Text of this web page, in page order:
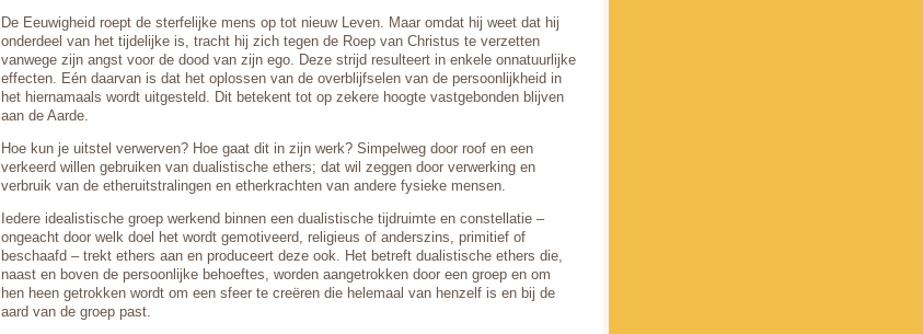
De Eeuwigheid roept de sterfelijke mens op tot nieuw Leven. Maar omdat hij weet dat hij
onderdeel van het tijdelijke is, tracht hij zich tegen de Roep van Christus te verzetten
vanwege zijn angst voor de dood van zijn ego. Deze strijd resulteert in enkele onnatuurlijke
effecten. Eén daarvan is dat het oplossen van de overblijfselen van de persoonlijkheid in
het hiernamaals wordt uitgesteld. Dit betekent tot op zekere hoogte vastgebonden blijven
aan de Aarde.
Hoe kun je uitstel verwerven? Hoe gaat dit in zijn werk? Simpelweg door roof en een
verkeerd willen gebruiken van dualistische ethers; dat wil zeggen door verwerking en
verbruik van de etheruitstralingen en etherkrachten van andere fysieke mensen.
Iedere idealistische groep werkend binnen een dualistische tijdruimte en constellatie –
ongeacht door welk doel het wordt gemotiveerd, religieus of anderszins, primitief of
beschaafd – trekt ethers aan en produceert deze ook. Het betreft dualistische ethers die,
naast en boven de persoonlijke behoeftes, worden aangetrokken door een groep en om
hen heen getrokken wordt om een sfeer te creëren die helemaal van henzelf is en bij de
aard van de groep past.